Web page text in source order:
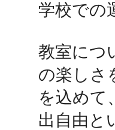
学校での
教室につ
の楽しさ
を込めて
出自由と